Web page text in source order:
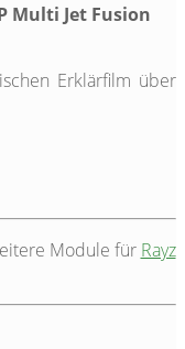
Multi Jet Fusion
Erklärfilm über
Module für Rayz